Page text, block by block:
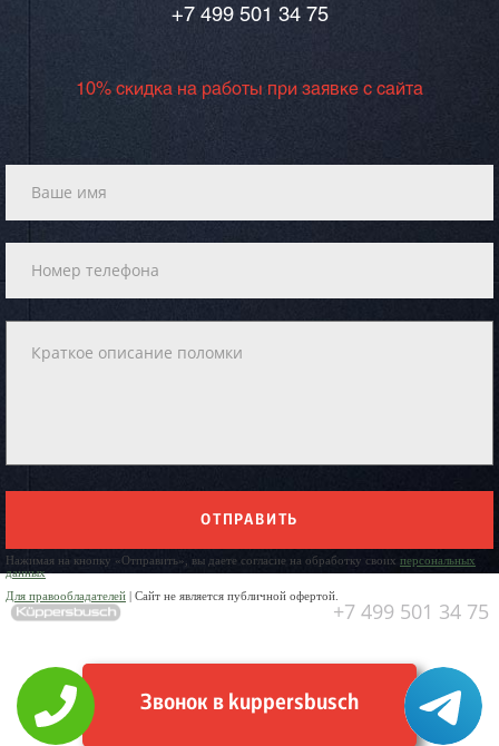
+7 499 501 34 75
10% скидка на работы при заявке с сайта
ОТПРАВИТЬ
Нажимая на кнопку «Отправить», вы даете согласие на обработку своих персональных
данных
Для правообладателей | Сайт не является публичной офертой.
+7 499 501 34 75
Звонок в kuppersbusch